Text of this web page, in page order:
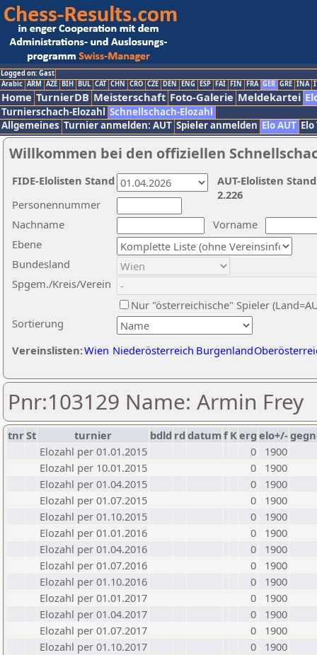
Logged on: Gast
Arabic ARM AZE BIH BUL CAT CHN CRO CZE DEN ENG ESP FAI FIN FRA GER GRE INA
Home TurnierDB Meisterschaft Foto-Galerie Meldekartei
Turnierschach-Elozahl Schnellschach-Elozahl
Allgemeines Turnier anmelden: AUT Spieler anmelden Elo AUT
Willkommen bei den offiziellen
Nachname
Vorname
Ebene
Sortierung
Personennummer
Bundesland
Spgem./Kreis/Verein
Nur "österreichische" Spieler
Vereinslisten:Wien Niederösterreich Burgenland
AUT-Elolisten
2.226
FIDE-Elolisten Stand
Pnr:103129 Name: Armin Frey
tnrSt turnier bdld rd datumf Kerg elo+/-
Elozahl per 01.01.2015
0
1900
Elozahl per 10.01.2015
0
1900
Elozahl per 01.04.2015
0
1900
Elozahl per 01.07.2015
0
1900
Elozahl per 01.10.2015
0
1900
Elozahl per 01.01.2016
0
1900
Elozahl per 01.04.2016
0
1900
Elozahl per 01.07.2016
0
1900
Elozahl per 01.10.2016
0
1900
Elozahl per 01.01.2017
0
1900
Elozahl per 01.04.2017
0
1900
Elozahl per 01.07.2017
0
1900
Elozahl per 01.10.2017
0
1900